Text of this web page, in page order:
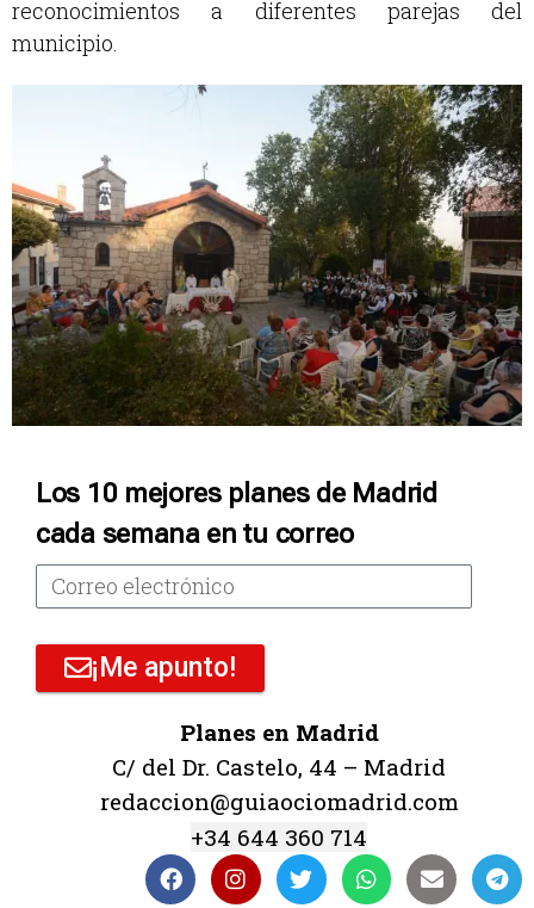
reconocimientos a diferentes parejas del
municipio.
Los 10 mejores planes de Madrid
cada semana en tu correo
¡Me apunto!
Planes en Madrid
C/ del Dr. Castelo, 44 – Madrid
redaccion@guiaociomadrid.com
+34 644 360 714